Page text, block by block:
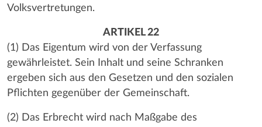
Volksvertretungen.
ARTIKEL 22
(1) Das Eigentum wird von der Verfassung
gewährleistet. Sein Inhalt und seine Schranken
ergeben sich aus den Gesetzen und den sozialen
Pflichten gegenüber der Gemeinschaft.
(2) Das Erbrecht wird nach Maßgabe des